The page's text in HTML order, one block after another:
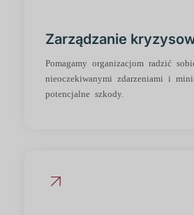
Zarządzanie
Pomagamy organizacjom radzić
nieoczekiwanymi zdarzeniami i
potencjalne szkody.